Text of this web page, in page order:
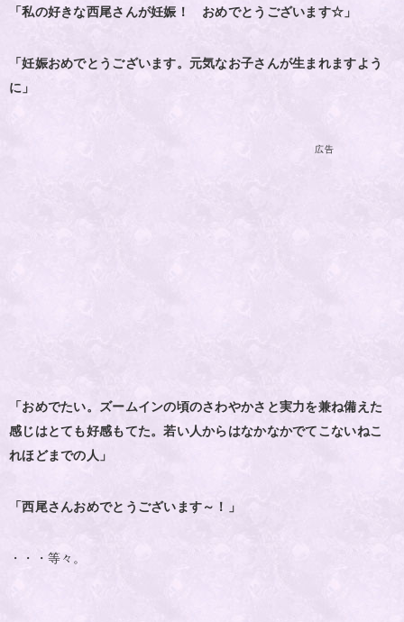
「私の好きな西尾さんが妊娠！ おめでとうございます☆」
「妊娠おめでとうございます。元気なお子さんが生まれますよう
に」
広告
「おめでたい。ズームインの頃のさわやかさと実力を兼ね備えた
感じはとても好感もてた。若い人からはなかなかでてこないねこ
れほどまでの人」
「西尾さんおめでとうございます～！」
・・・等々。